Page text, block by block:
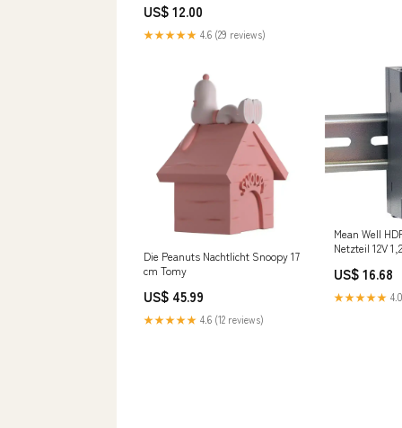
US$ 12.00
★★★★★ 4.6 (29 reviews)
Die Peanuts Nachtlicht Snoopy 17
cm Tomy
US$ 45.99
★★★★★ 4.6 (12 reviews)
Mean Well
Netzteil 12V
Valve/Electric/
US$ 16.68
★★★★★